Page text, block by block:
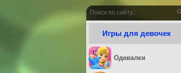
Игры для девочек
Одевалки